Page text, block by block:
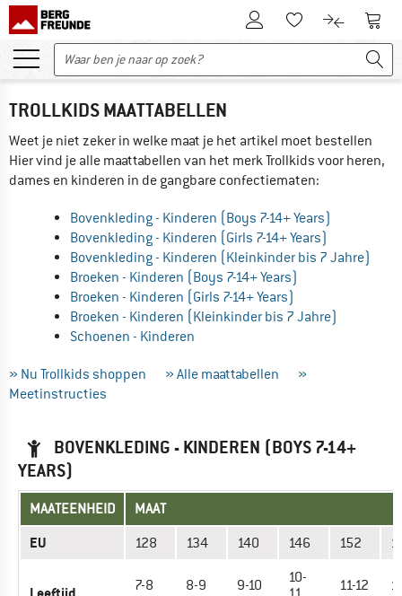
De klantenaccount
Naar deNaar de
TROLLKIDS MAATTABELLEN
Weet je niet zeker in welke maat je het artikel moet bestellen
Hier vind je alle maattabellen van het merk Trollkids voor heren,
dames en kinderen in de gangbare confectiematen:
Bovenkleding - Kinderen (Boys 7-14+ Years)
Bovenkleding - Kinderen (Girls 7-14+ Years)
Bovenkleding - Kinderen (Kleinkinder bis 7 Jahre)
Broeken - Kinderen (Boys 7-14+ Years)
Broeken - Kinderen (Girls 7-14+ Years)
Broeken - Kinderen (Kleinkinder bis 7 Jahre)
Schoenen - Kinderen
» Nu Trollkids shoppen » Alle maattabellen
»
Meetinstructies
BOVENKLEDING - KINDEREN (BOYS 7-14+
YEARS)
MAATEENHEID MAAT
EU 128 134 140 146 152
7-8
8-9
9-10
10-
11-12